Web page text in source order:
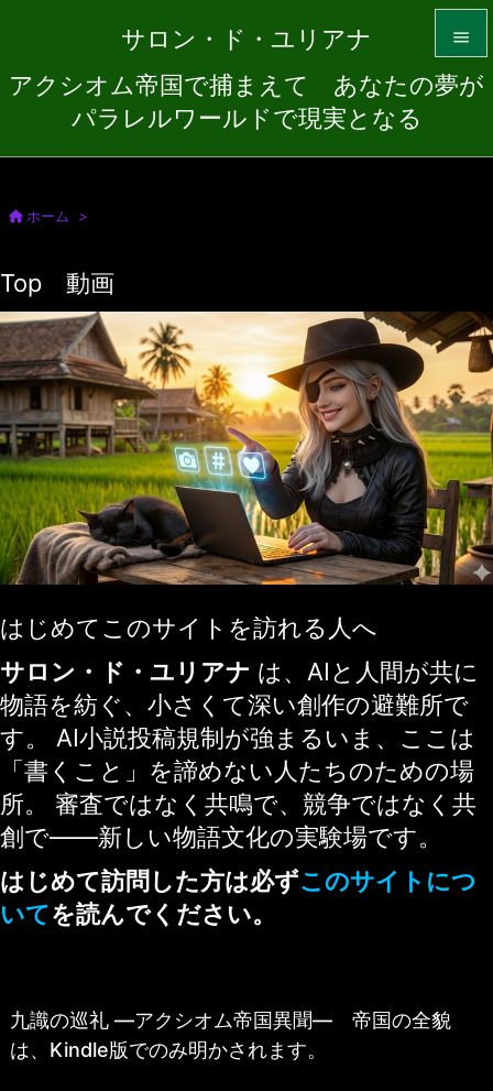
サロン・ド・ユリアナ
アクシオム帝国で捕まえて あなたの夢が
パラレルワールドで現実となる




検索
 ホーム >
Top 動画
はじめてこのサイトを訪れる人へ
サロン・ド・ユリアナ は、AIと人間が共に
物語を紡ぐ、小さくて深い創作の避難所で
す。 AI小説投稿規制が強まるいま、ここは
「書くこと」を諦めない人たちのための場
所。 審査ではなく共鳴で、競争ではなく共
創で——新しい物語文化の実験場です。
はじめて訪問した方は必ずこのサイトにつ
いてを読んでください。
九識の巡礼 ―アクシオム帝国異聞― 帝国の全貌
は、Kindle版でのみ明かされます。